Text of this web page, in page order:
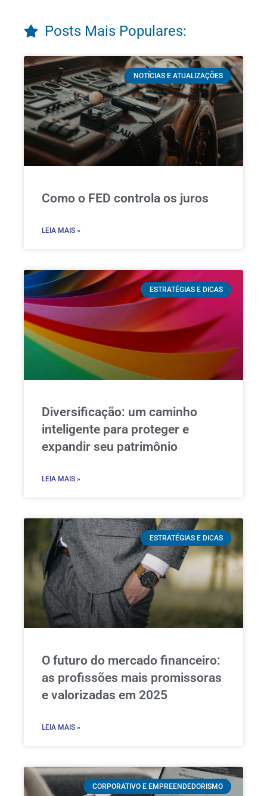
Posts Mais Populares:
NOTÍCIAS E ATUALIZAÇÕES
Como o FED controla os juros
LEIA MAIS »
ESTRATÉGIAS E DICAS
Diversificação: um caminho
inteligente para proteger e
expandir seu patrimônio
LEIA MAIS »
ESTRATÉGIAS E DICAS
O futuro do mercado financeiro:
as profissões mais promissoras
e valorizadas em 2025
LEIA MAIS »
CORPORATIVO E EMPREENDEDORISMO